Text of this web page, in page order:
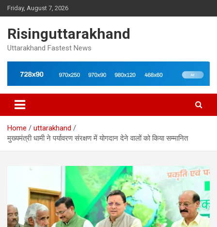
Skip
to
Friday, August 7, 2026
Risinguttarakhand
Uttarakhand Fastest News
Home
uttarakhand
मुख्यमंत्री धामी ने पर्यावरण संरक्षण में योगदान देने वालों को किया सम्मानित